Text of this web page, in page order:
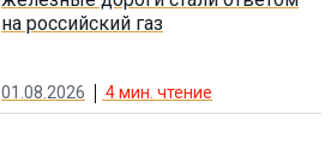
на российский газ
01.08.2026 4мин. чтение